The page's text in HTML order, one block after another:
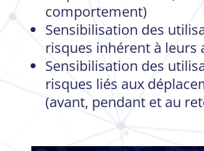
comportement)
Sensibilisation des
risques inhérent à leurs
Sensibilisation des
risques liés aux
(avant, pendant et au